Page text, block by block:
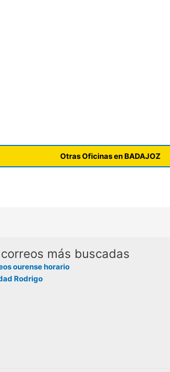
Otras Oficinas en BADAJOZ
más buscadas
ourense horario
Rodrigo